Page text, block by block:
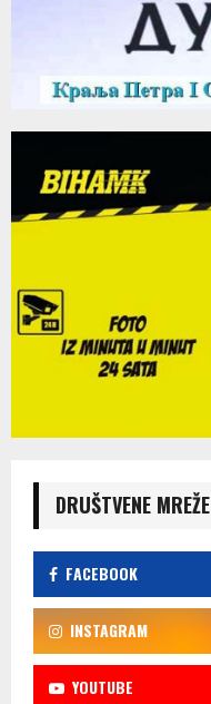
DRUŠTVENE MREŽE
FACEBOOK
INSTAGRAM
YOUTUBE